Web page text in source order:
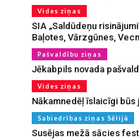
Vides ziņas
SIA „Saldūdeņu
Baļotes, Vārzgūnes,
Pašvaldību ziņas
Jēkabpils novada
Vides ziņas
Nākamnedēļ īslaicīgi
Sabiedrības ziņas Sēlijā
Susējas mežā sācies